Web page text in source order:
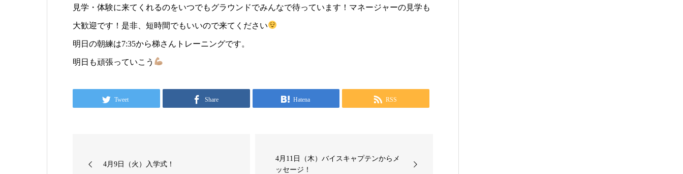
見学・体験に来てくれるのをいつでもグラウンドでみんなで待っています！マネージャーの見学も
大歓迎です！是非、短時間でもいいので来てください
明日の朝練は7:35から梯さんトレーニングです。
明日も頑張っていこう
Tweet Share Hatena RSS
4月9日（火）入学式！
4月11日（木）バイスキャプテンからメ
ッセージ！